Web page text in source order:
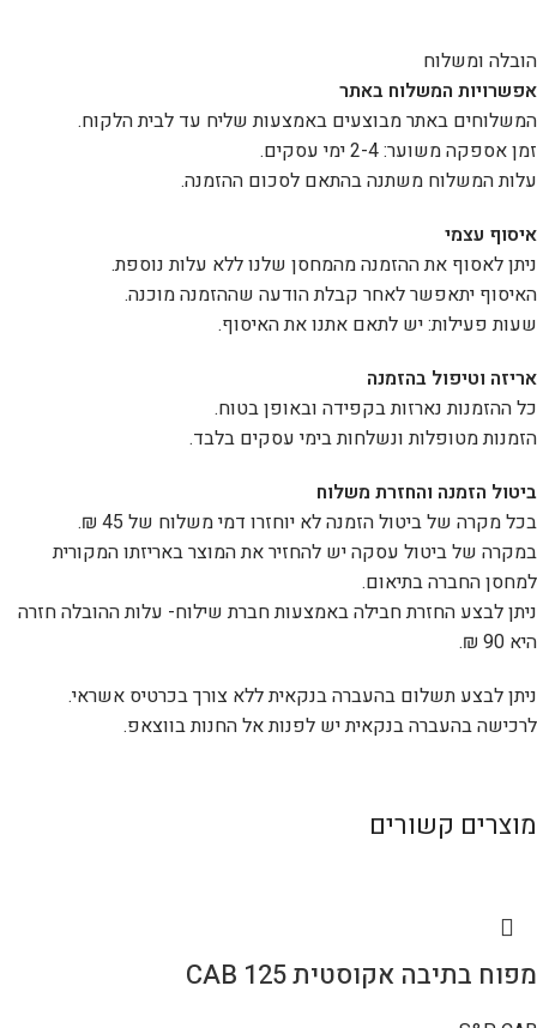
הובלה ומשלוח
אפשרויות המשלוח באתר
המשלוחים באתר מבוצעים באמצעות שליח עד לבית הלקוח.
זמן אספקה משוער: 2-4 ימי עסקים.
עלות המשלוח משתנה בהתאם לסכום ההזמנה.
איסוף עצמי
ניתן לאסוף את ההזמנה מהמחסן שלנו ללא עלות נוספת.
האיסוף יתאפשר לאחר קבלת הודעה שההזמנה מוכנה.
שעות פעילות: יש לתאם אתנו את האיסוף.
אריזה וטיפול בהזמנה
כל ההזמנות נארזות בקפידה ובאופן בטוח.
הזמנות מטופלות ונשלחות בימי עסקים בלבד.
ביטול הזמנה והחזרת משלוח
בכל מקרה של ביטול הזמנה לא יוחזרו דמי משלוח של 45 ₪.
במקרה של ביטול עסקה יש להחזיר את המוצר באריזתו המקורית
למחסן החברה בתיאום.
ניתן לבצע החזרת חבילה באמצעות חברת שילוח- עלות ההובלה חזרה
היא 90 ₪.
ניתן לבצע תשלום בהעברה בנקאית ללא צורך בכרטיס אשראי.
לרכישה בהעברה בנקאית יש לפנות אל החנות בווצאפ.
מוצרים קשורים
מפוח בתיבה אקוסטית CAB 125